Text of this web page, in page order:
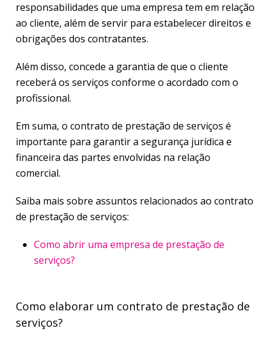
responsabilidades que uma empresa tem em relação
ao cliente, além de servir para estabelecer direitos e
obrigações dos contratantes.
Além disso, concede a garantia de que o cliente
receberá os serviços conforme o acordado com o
profissional.
Em suma, o contrato de prestação de serviços é
importante para garantir a segurança jurídica e
financeira das partes envolvidas na relação
comercial.
Saiba mais sobre assuntos relacionados ao contrato
de prestação de serviços:
Como abrir uma empresa de prestação de
serviços?
Como elaborar um contrato de prestação de
serviços?